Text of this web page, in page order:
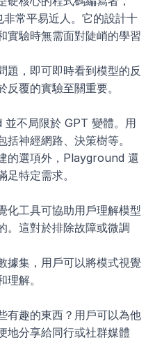
常平易近人。它的設計十
實驗時無需面對陡峭的學習
題，即可即時看到模型的反
覆的實驗至關重要。
並不局限於 GPT 變體。用
神經網路、決策樹等。
的選項外，Playground 還
特定需求。
化工具可協助用戶理解模型
。這對於排除故障或微調
據集，用戶可以將模式視覺
解。
有趣的東西？用戶可以為他
地分享給同行或社群媒體